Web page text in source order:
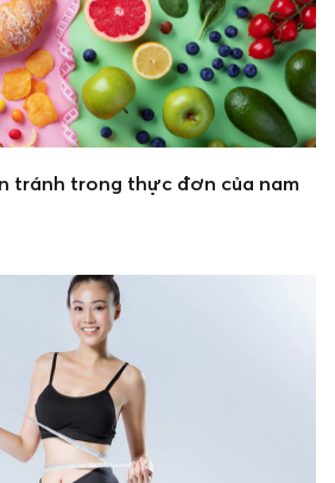
tránh trong thực đơn của nam